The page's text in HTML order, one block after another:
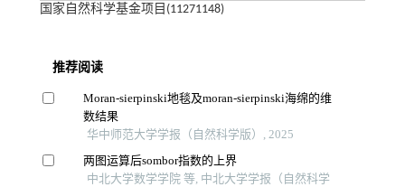
国家自然科学基金项目(11271148)